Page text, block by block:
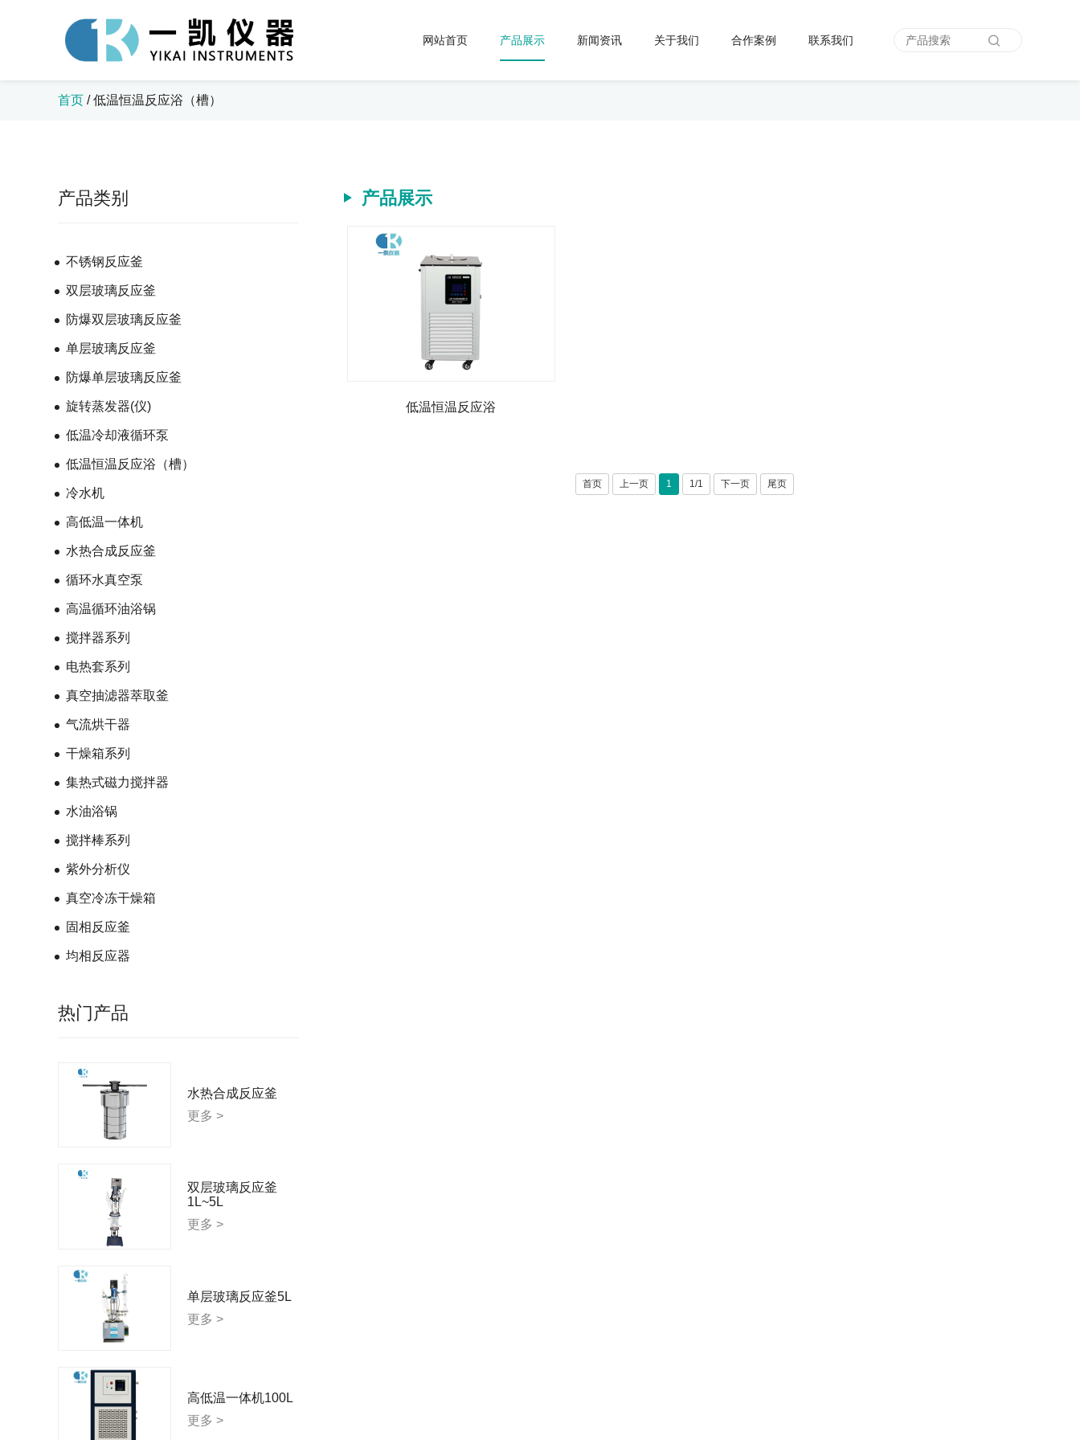
网站首页 产品展示 新闻资讯 关于我们 合作案例 联系我们
首页 /低温恒温反应浴（槽）
产品类别
不锈钢反应釜
双层玻璃反应釜
防爆双层玻璃反应釜
单层玻璃反应釜
防爆单层玻璃反应釜
旋转蒸发器(仪)
低温冷却液循环泵
低温恒温反应浴（槽）
冷水机
高低温一体机
水热合成反应釜
循环水真空泵
高温循环油浴锅
搅拌器系列
电热套系列
真空抽滤器萃取釜
气流烘干器
干燥箱系列
集热式磁力搅拌器
水油浴锅
搅拌棒系列
紫外分析仪
真空冷冻干燥箱
固相反应釜
均相反应器
热门产品
水热合成反应釜
更多 >
双层玻璃反应釜
1L~5L
更多 >
单层玻璃反应釜5L
更多 >
高低温一体机100L
更多 >
产品展示
低温恒温反应浴
首页 上一页 1 1/1 下一页 尾页